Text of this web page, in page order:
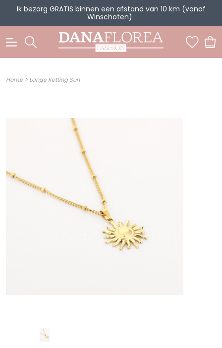
Ik bezorg GRATIS binnen een afstand van 10 km (vanaf
Winschoten)
Home> Lange Ketting Sun